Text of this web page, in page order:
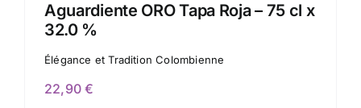
Aguardiente ORO Tapa Roja – 75 cl x
32.0 %
Élégance et Tradition Colombienne
22,90€